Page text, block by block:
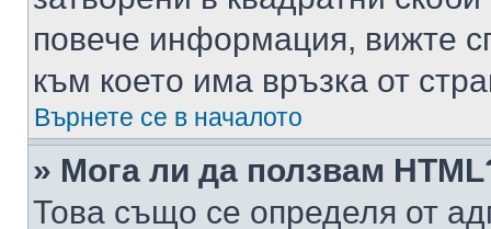
повече информация, вижте
към което има връзка от
Върнете се в началото
» Мога ли да ползвам
Това също се определя от